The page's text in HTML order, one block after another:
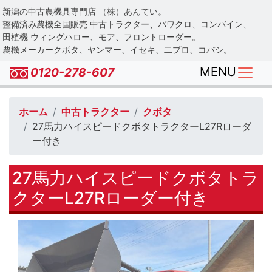
Skip
to
main
content
新潟の中古農機具専門店 （株）あんてい。
整備済み農機全国販売 中古トラクター、パワクロ、コンバイン、
田植機 ウィングハロー、モア、フロントローダー。
農機メーカークボタ、ヤンマー、イセキ、二プロ、コバシ。
0120-278-607 MENU
ホーム 中古トラクター
クボタ
27馬力ハイスピードクボタトラクターL27Rローダ
ー付き
27馬力ハイスピードクボタトラ
クターL27Rローダー付き